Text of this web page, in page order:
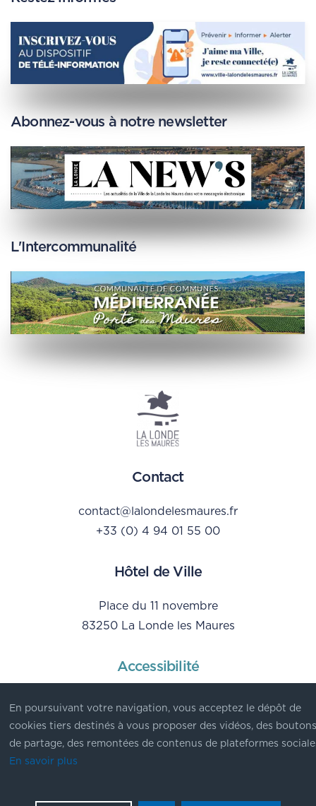
Abonnez-vous à notre newsletter
L'Intercommunalité
Hôtel de Ville
Place du 11 novembre
83250 La Londe les Maures
Contact
contact@lalondelesmaures.fr
+33 (0) 4 94 01 55 00
Accessibilité
Données personnelles
© Ville de La Londe les Maures - 2023
En poursuivant votre navigation, vous acceptez le dépôt de
cookies tiers destinés à vous proposer des vidéos, des
de partage, des remontées de contenus de plateformes
En savoir plus